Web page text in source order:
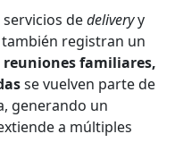
servicios dedeliveryy
registran un
reuniones familiares,
se vuelven parte de
generando un
a múltiples